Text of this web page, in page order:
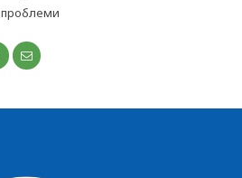
проблеми